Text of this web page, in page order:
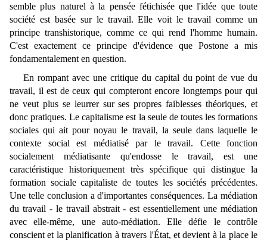
semble plus naturel à la pensée fétichisée que l'idée que toute
société est basée sur le travail. Elle voit le travail comme un
principe transhistorique, comme ce qui rend l'homme humain.
C'est exactement ce principe d'évidence que Postone a mis
fondamentalement en question.
En rompant avec une critique du capital du point de vue du
travail, il est de ceux qui compteront encore longtemps pour qui
ne veut plus se leurrer sur ses propres faiblesses théoriques, et
donc pratiques. Le capitalisme est la seule de toutes les formations
sociales qui ait pour noyau le travail, la seule dans laquelle le
contexte social est médiatisé par le travail. Cette fonction
socialement médiatisante qu'endosse le travail, est une
caractéristique historiquement très spécifique qui distingue la
formation sociale capitaliste de toutes les sociétés précédentes.
Une telle conclusion a d'importantes conséquences. La médiation
du travail - le travail abstrait - est essentiellement une médiation
avec elle-même, une auto-médiation. Elle défie le contrôle
conscient et la planification à travers l'État, et devient à la place le